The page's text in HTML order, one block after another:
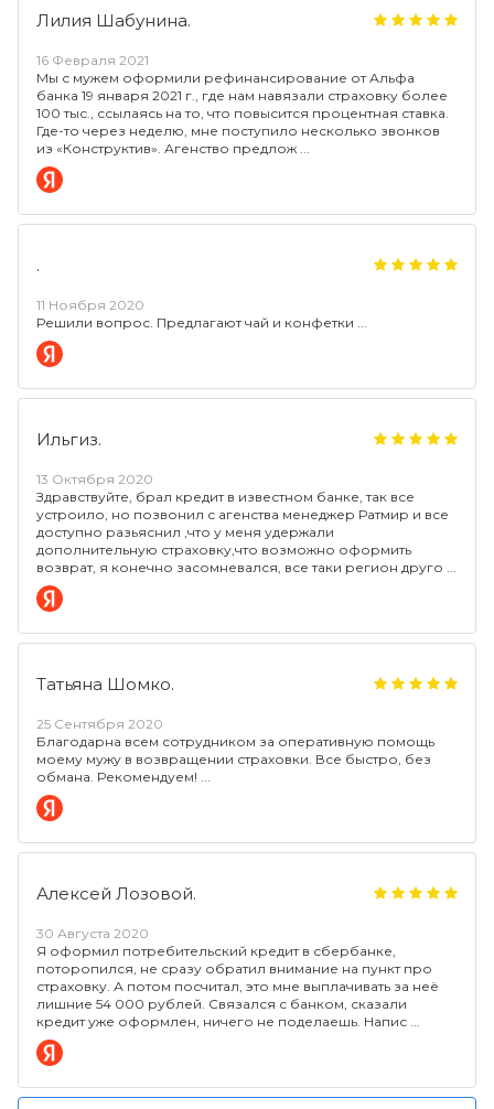
Лилия Шабунина.
16 Февраля 2021
Мы с мужем оформили рефинансирование от Альфа
банка 19 января 2021 г., где нам навязали страховку более
100 тыс., ссылаясь на то, что повысится процентная ставка.
Где-то через неделю, мне поступило несколько звонков
из «Конструктив». Агенство предлож
.
11 Ноября 2020
Решили вопрос. Предлагают чай и конфетки
Ильгиз.
13 Октября 2020
Здравствуйте, брал кредит в известном банке, так все
устроило, но позвонил с агенства менеджер Ратмир и все
доступно разьяснил ,что у меня удержали
дополнительную страховку,что возможно оформить
возврат, я конечно засомневался, все таки регион друго
Татьяна Шомко.
25 Сентября 2020
Благодарна всем сотрудником за оперативную помощь
моему мужу в возвращении страховки. Все быстро, без
обмана. Рекомендуем!
Алексей Лозовой.
30 Августа 2020
Я оформил потребительский кредит в сбербанке,
поторопился, не сразу обратил внимание на пункт про
страховку. А потом посчитал, это мне выплачивать за неё
лишние 54 000 рублей. Связался с банком, сказали
кредит уже оформлен, ничего не поделаешь. Напис